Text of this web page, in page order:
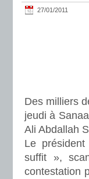
27/01/2011
Des milliers
jeudi à
Ali Abdallah
Le
suffit »,
contestation